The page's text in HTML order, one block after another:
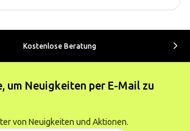
Kostenlose Beratung
um Neuigkeiten per E-Mail zu
von Neuigkeiten und Aktionen.